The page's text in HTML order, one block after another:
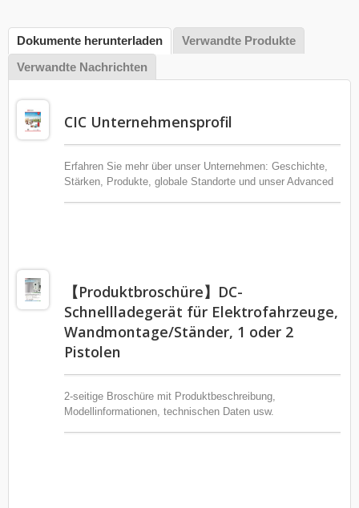
Dokumente herunterladen
Verwandte Produkte
Verwandte Nachrichten
CIC Unternehmensprofil
Erfahren Sie mehr über unser Unternehmen: Geschichte,
Stärken, Produkte, globale Standorte und unser Advanced
【Produktbroschüre】DC-
Schnellladegerät für Elektrofahrzeuge,
Wandmontage/Ständer, 1 oder 2
Pistolen
2-seitige Broschüre mit Produktbeschreibung,
Modellinformationen, technischen Daten usw.